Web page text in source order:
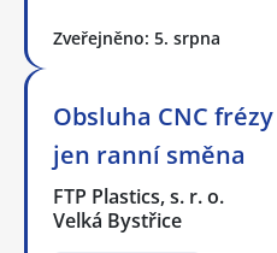
Zveřejněno: 5. srpna
Obsluha CNC
jen ranní směna
FTP Plastics, s. r. o.
Velká Bystřice